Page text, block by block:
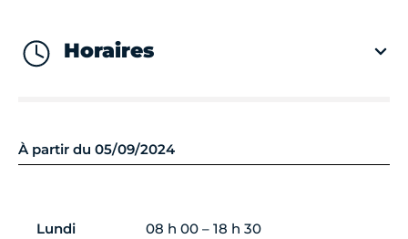
Horaires
À partir du 05/09/2024
Lundi 08 h 00 – 18 h 30